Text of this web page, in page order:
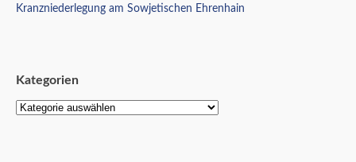
Kranzniederlegung am Sowjetischen Ehrenhain
Kategorien